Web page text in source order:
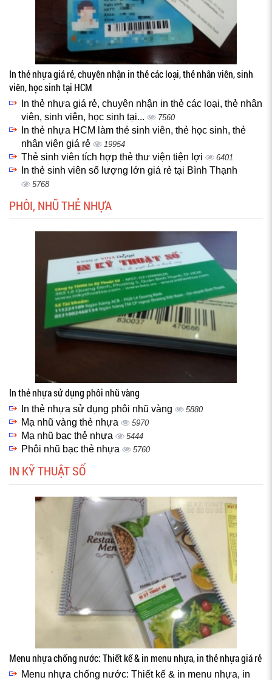
In thẻ nhựa giá rẻ, chuyên nhận in thẻ các loại, thẻ nhân viên, sinh
viên, học sinh tại HCM
In thẻ nhựa giá rẻ, chuyên nhận in thẻ các loại, thẻ nhân
viên, sinh viên, học sinh tại...
7560
In thẻ nhựa HCM làm thẻ sinh viên, thẻ học sinh, thẻ
nhân viên giá rẻ
19954
Thẻ sinh viên tích hợp thẻ thư viện tiện lợi 6401
In thẻ sinh viên số lượng lớn giá rẻ tại Bình Thạnh
5768
PHÔI, NHŨ THẺ NHỰA
In thẻ nhựa sử dụng phôi nhũ vàng
In thẻ nhựa sử dụng phôi nhũ vàng 5880
Mạ nhũ vàng thẻ nhựa 5970
Mạ nhũ bạc thẻ nhựa 5444
Phôi nhũ bạc thẻ nhựa 5760
IN KỸ THUẬT SỐ
Menu nhựa chống nước: Thiết kế & in menu nhựa, in thẻ nhựa giá rẻ
Menu nhựa chống nước: Thiết kế & in menu nhựa, in